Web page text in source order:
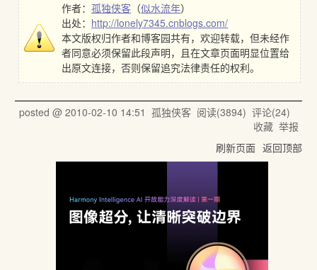
作者：孤独侠客 （似水流年）
出处： http://lonely7345.cnblogs.com/
本文版权归作者和博客园共有，欢迎转载，但未经作
者同意必须保留此段声明，且在文章页面明显位置给
出原文连接，否则保留追究法律责任的权利。
posted @ 2010-02-10 14:51 孤独侠客阅读(3894) 评论(24)
收藏 举报
刷新页面 返回顶部